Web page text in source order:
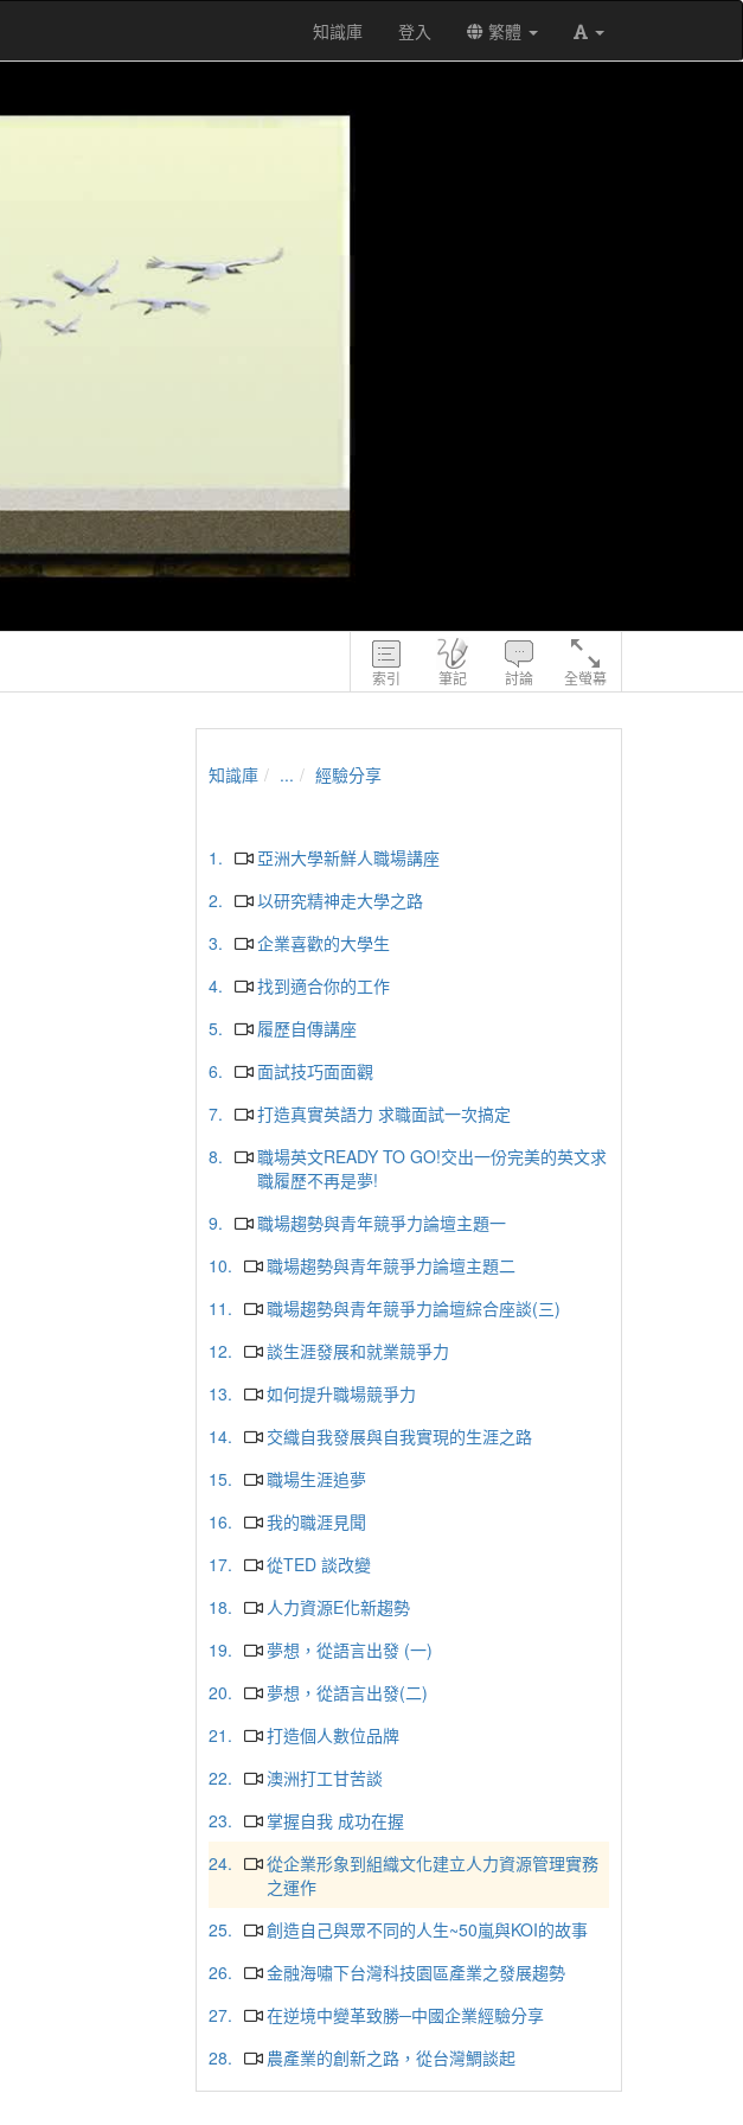
知識庫 登入 繁體
索引 筆記 討論 全螢幕
知識庫 ... 經驗分享
1.
亞洲大學新鮮人職場講座
2.
以研究精神走大學之路
3.
企業喜歡的大學生
4.
找到適合你的工作
5.
履歷自傳講座
6.
面試技巧面面觀
7.
打造真實英語力 求職面試一次搞定
8.
職場英文READY TO GO!交出一份完美的英文求
職履歷不再是夢!
9.
職場趨勢與青年競爭力論壇主題一
10.
職場趨勢與青年競爭力論壇主題二
11.
職場趨勢與青年競爭力論壇綜合座談(三)
12.
談生涯發展和就業競爭力
13.
如何提升職場競爭力
14.
交織自我發展與自我實現的生涯之路
15.
職場生涯追夢
16.
我的職涯見聞
17.
從TED 談改變
18.
人力資源E化新趨勢
19.
夢想，從語言出發 (一)
20.
夢想，從語言出發(二)
21.
打造個人數位品牌
22.
澳洲打工甘苦談
23.
掌握自我 成功在握
24.
從企業形象到組織文化建立人力資源管理實務
之運作
25.
創造自己與眾不同的人生~50嵐與KOI的故事
26.
金融海嘯下台灣科技園區產業之發展趨勢
27.
在逆境中變革致勝─中國企業經驗分享
28.
農產業的創新之路，從台灣鯛談起